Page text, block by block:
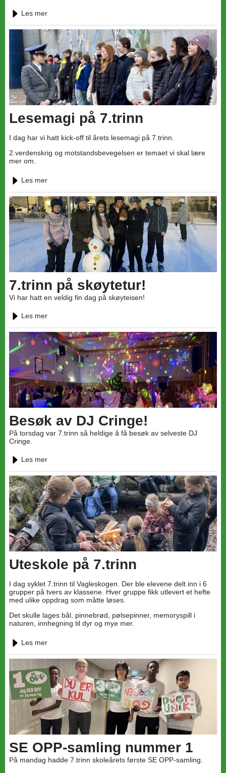
Les mer
Lesemagi på 7.trinn
I dag har vi hatt kick-off til årets lesemagi på 7.trinn.
2.verdenskrig og motstandsbevegelsen er temaet vi skal lære
mer om.
Les mer
7.trinn på skøytetur!
Vi har hatt en veldig fin dag på skøyteisen!
Les mer
Besøk av DJ Cringe!
På torsdag var 7.trinn så heldige å få besøk av selveste DJ
Cringe.
Les mer
Uteskole på 7.trinn
I dag syklet 7.trinn til Vagleskogen. Der ble elevene delt inn i 6
grupper på tvers av klassene. Hver gruppe fikk utlevert et hefte
med ulike oppdrag som måtte løses.
Det skulle lages bål, pinnebrød, pølsepinner, memoryspill i
naturen, innhegning til dyr og mye mer.
Les mer
SE OPP-samling nummer 1
På mandag hadde 7.trinn skoleårets første SE OPP-samling.